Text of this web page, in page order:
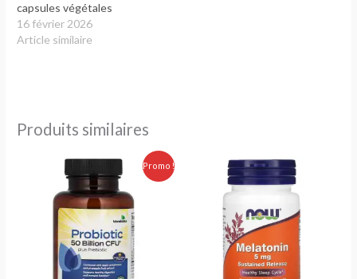
capsules végétales
16 février 2026
Article similaire
Produits similaires
Promo !
Le
prix
initial
était :
360.00 Dhs.
Le
prix
est :
309.00 Dhs.